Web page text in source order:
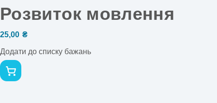
Розвиток мовлення
25,00 ₴
Додати до списку бажань